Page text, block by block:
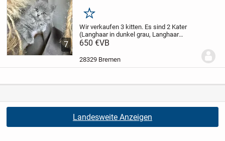
7
Merken
Wir verkaufen 3 kitten. Es sind 2 Kater
(Langhaar in dunkel grau, Langhaar
hellgrau/ Silber) und eine Langhaar Katze.
an alle Alltags Geräusche gewöhnt....
650 €VB
28329 Bremen
Landesweite Anzeigen